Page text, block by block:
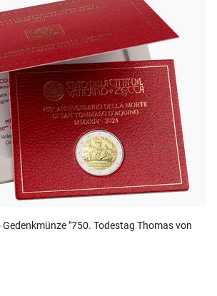
"750. Todestag Thomas von